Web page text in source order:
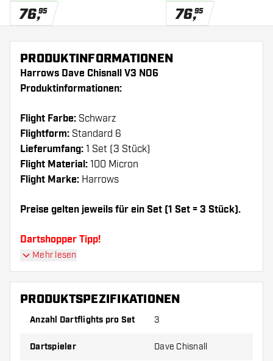
76,95 76,95
PRODUKTINFORMATIONEN
Harrows Dave Chisnall V3 NO6
Produktinformationen:
Flight Farbe: Schwarz
Flightform: Standard 6
Lieferumfang: 1 Set (3 Stück)
Flight Material: 100 Micron
Flight Marke: Harrows
Preise gelten jeweils für ein Set (1 Set = 3 Stück).
Dartshopper Tipp!
Sorgen Sie für genügend Ersatz Flights und
abnutzen oder brechen.
Material oder eine andere Dicke der Flights aus,
Mehr lesen
PRODUKTSPEZIFIKATIONEN
Anzahl Dartflights pro Set 3
Dartspieler Dave Chisnall